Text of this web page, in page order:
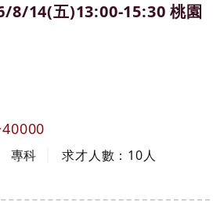
8/14(五)13:00-15:30 桃園
專科 求才人數： 10人